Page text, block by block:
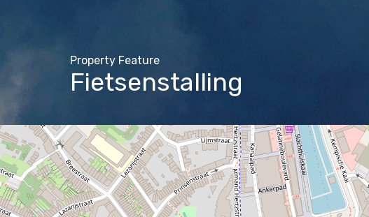
Property Feature
Fietsenstalling